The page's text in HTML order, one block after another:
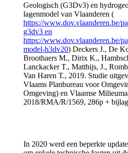
Geologisch (G3Dv3) en
lagenmodel van Vlaanderen (
https://www.dov.vlaanderen.be/
g3dv3 en
https://www.dov.vlaanderen.be/
model-h3dv20) Deckers J., De
Broothaers M., Dirix K.,
Lanckacker T., Matthijs, J.,
Van Haren T., 2019. Studie
Vlaams Planbureau voor
Omgeving) en Vlaamse
2018/RMA/R/1569, 286p +
In 2020 werd een beperkte